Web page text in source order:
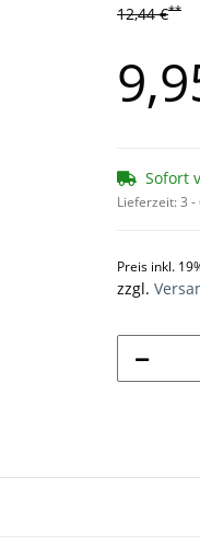
12,44 €**
Sofort
Lieferzeit:3 -
Preis inkl.
zzgl.